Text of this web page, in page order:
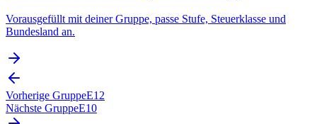
Vorausgefüllt mit deiner Gruppe, passe Stufe, Steuerklasse und
Bundesland an.
Vorherige GruppeE12
Nächste GruppeE10